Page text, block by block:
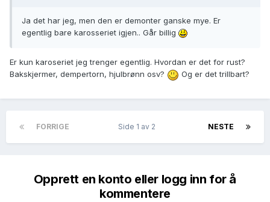
Ja det har jeg, men den er demonter ganske mye. Er
egentlig bare karosseriet igjen.. Går billig
Er kun karoseriet jeg trenger egentlig. Hvordan er det for rust?
Bakskjermer, dempertorn, hjulbrønn osv?
Og er det trillbart?
FORRIGE NESTE
Side 1 av 2
Opprett en konto eller logg inn for å
kommentere